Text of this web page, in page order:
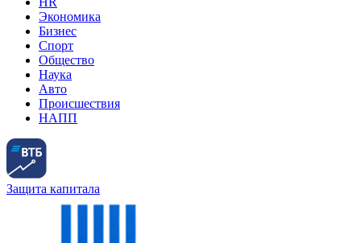
Экономика
Бизнес
Спорт
Общество
Наука
Авто
Происшествия
НАПП
Защита капитала